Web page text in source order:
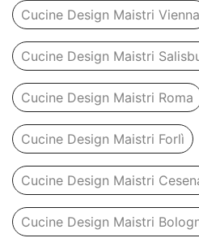
Cucine Design Maistri Vienna
Cucine Design Maistri
Cucine Design Maistri Roma
Cucine Design Maistri Forlì
Cucine Design Maistri
Cucine Design Maistri